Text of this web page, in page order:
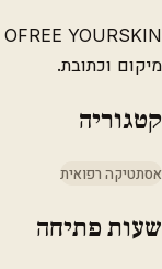
מיקום וכתובת.
קטגוריה
אסתטיקה רפואית
שעות פתיחה